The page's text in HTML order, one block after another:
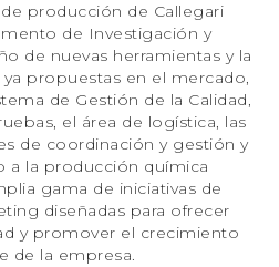
producción de Callegari
de Investigación y
de nuevas herramientas y la
propuestas en el mercado,
de Gestión de la Calidad,
el área de logística, las
de coordinación y gestión y
a la producción química
gama de iniciativas de
diseñadas para ofrecer
y promover el crecimiento
de la empresa.